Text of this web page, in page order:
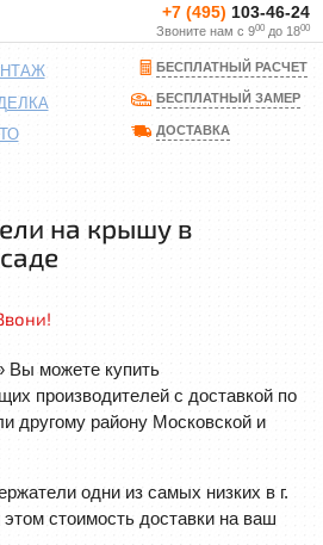
+7 (495) 103-46-24
Звоните нам с 900до 1800
БЕСПЛАТНЫЙ РАСЧЕТ
БЕСПЛАТНЫЙ ЗАМЕР
ДОСТАВКА
на крышу в
Вы можете купить
производителей с доставкой по
другому району Московской и
одни из самых низких в г.
стоимость доставки на ваш